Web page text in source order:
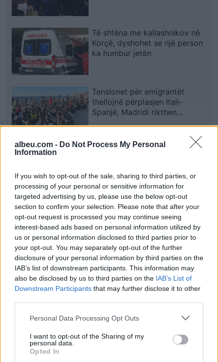
albeu.com - Do Not Process My Personal
Information
If you wish to opt-out of the sale, sharing to third parties, or
processing of your personal or sensitive information for
targeted advertising by us, please use the below opt-out
section to confirm your selection. Please note that after your
opt-out request is processed you may continue seeing
interest-based ads based on personal information utilized by
us or personal information disclosed to third parties prior to
your opt-out. You may separately opt-out of the further
disclosure of your personal information by third parties on the
IAB’s list of downstream participants. This information may
also be disclosed by us to third parties on the IAB’s List of
Downstream Participants that may further disclose it to other
Personal Data Processing Opt Outs
I want to opt-out of the Sharing of my
personal data.
Opted In
Të shtëna me kallashnikov në
Korçë, dyshohet se një person
ka humbur jetën
Tensionet për emigrantët
thellojnë përplasjen Itali-
Spanjë, Madridi rikthen
Barcelona projekton Laporten
Zjarr në Gjirokastër/ Izolohet
flaka në mal, shkrumbohen 3
hektarë me shkurre e barishte
në kufirin mes Golemit dhe
Progonatit